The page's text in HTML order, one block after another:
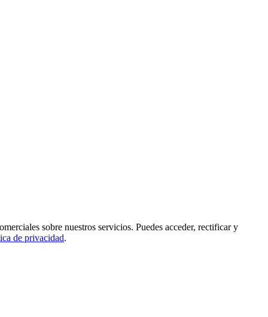
sobre nuestros servicios. Puedes acceder, rectificar y
de privacidad.